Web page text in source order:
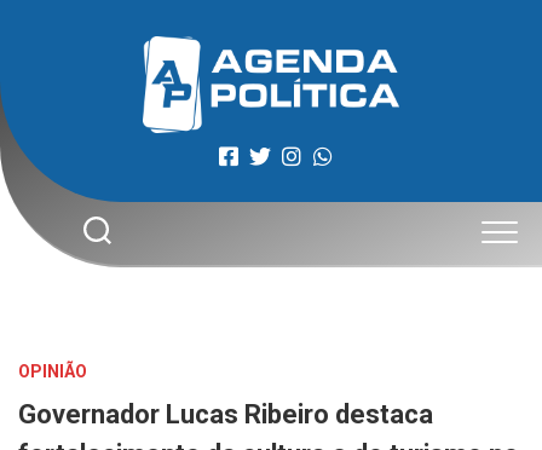
OPINIÃO
Governador Lucas Ribeiro destaca